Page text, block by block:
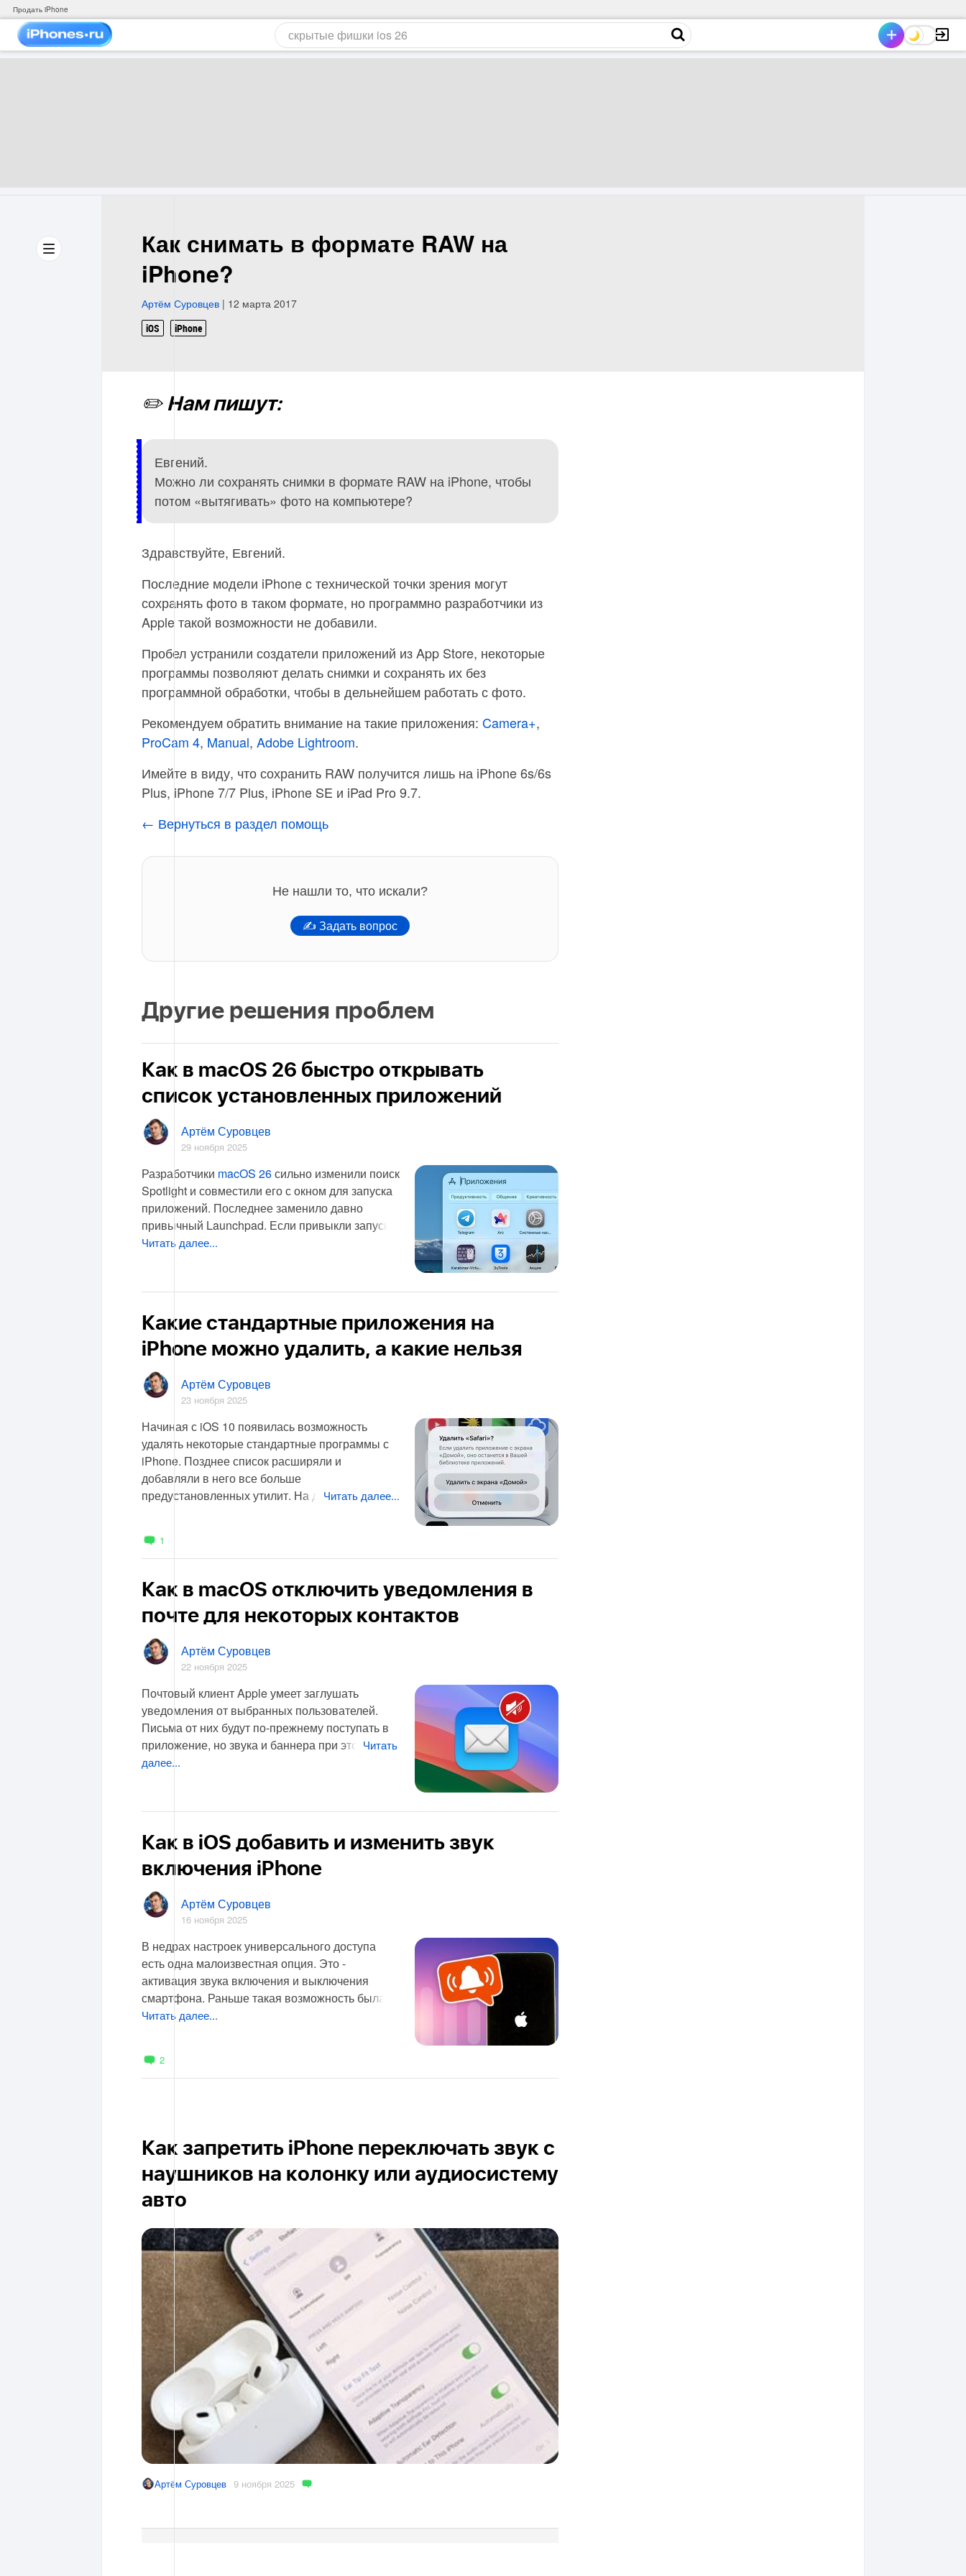
Продать iPhone
Как снимать в формате RAW на
iPhone?
Артём Суровцев | 12 марта 2017
iOS iPhone
✏️ Нам пишут:
Евгений.
Можно ли сохранять снимки в формате RAW на iPhone, чтобы
потом «вытягивать» фото на компьютере?
Здравствуйте, Евгений.
Последние модели iPhone с технической точки зрения могут
сохранять фото в таком формате, но программно разработчики из
Apple такой возможности не добавили.
Пробел устранили создатели приложений из App Store, некоторые
программы позволяют делать снимки и сохранять их без
программной обработки, чтобы в дельнейшем работать с фото.
Рекомендуем обратить внимание на такие приложения: Camera+,
ProCam 4, Manual, Adobe Lightroom.
Имейте в виду, что сохранить RAW получится лишь на iPhone 6s/6s
Plus, iPhone 7/7 Plus, iPhone SE и iPad Pro 9.7.
← Вернуться в раздел помощь
Не нашли то, что искали?
✍ Задать вопрос
Другие решения проблем
Как в macOS 26 быстро открывать
список установленных приложений
Артём Суровцев
29 ноября 2025
Разработчики macOS 26сильно изменили поиск
Spotlight и совместили его с окном для запуска
приложений. Последнее заменило давно
привычный Launchpad. Если привыкли запуск
Читать далее...
Какие стандартные приложения на
iPhone можно удалить, а какие нельзя
Артём Суровцев
23 ноября 2025
Начиная с iOS 10 появилась возможность
удалять некоторые стандартные программы с
iPhone. Позднее список расширяли и
добавляли в него все больше
предустановленных утилит. На д
Читать далее...
1
Как в macOS отключить уведомления в
почте для некоторых контактов
Артём Суровцев
22 ноября 2025
Почтовый клиент Apple умеет заглушать
уведомления от выбранных пользователей.
Письма от них будут по-прежнему поступать в
приложение, но звука и баннера при это
Читать
далее...
Как в iOS добавить и изменить звук
включения iPhone
Артём Суровцев
16 ноября 2025
В недрах настроек универсального доступа
есть одна малоизвестная опция. Это -
активация звука включения и выключения
смартфона. Раньше такая возможность была
Читать далее...
2
Как запретить iPhone переключать звук с
наушников на колонку или аудиосистему
авто
Артём Суровцев 9 ноября 2025